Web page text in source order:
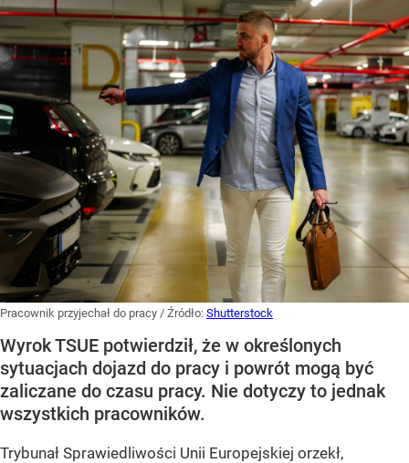
Pracownik przyjechał do pracy / Źródło: Shutterstock
Wyrok TSUE potwierdził, że w określonych
sytuacjach dojazd do pracy i powrót mogą być
zaliczane do czasu pracy. Nie dotyczy to jednak
wszystkich pracowników.
Trybunał Sprawiedliwości Unii Europejskiej orzekł,